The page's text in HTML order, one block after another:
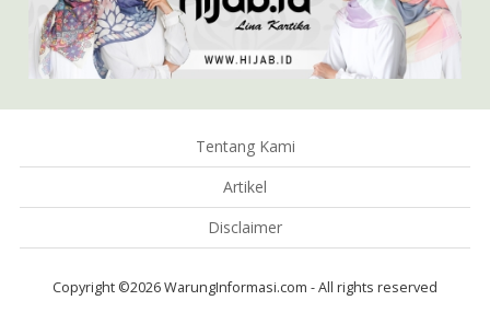
Tentang Kami
Artikel
Disclaimer
Copyright ©2026 WarungInformasi.com - All rights reserved